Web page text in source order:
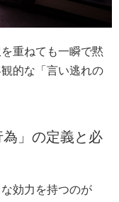
重ねても一瞬で黙
的な「言い逃れの
」の定義と必
効力を持つのが